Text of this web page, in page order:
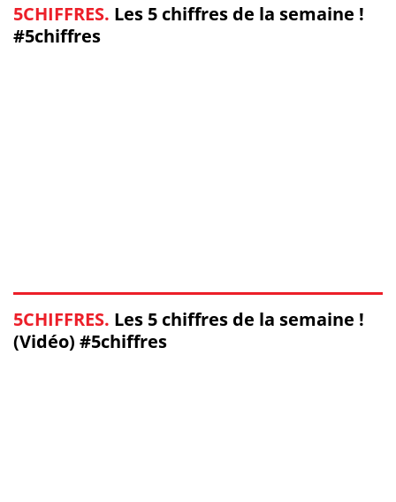
5CHIFFRES. Les 5 chiffres de la semaine !
#5chiffres
5CHIFFRES. Les 5 chiffres de la semaine !
(Vidéo) #5chiffres